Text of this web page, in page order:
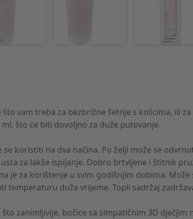
što vam treba za bezbrižne šetnje s kolicima, ili
što će biti dovoljno za duže putovanje.
se koristiti na dva načina. Po želji može se
za lakše ispijanje. Dobro brtvljene i štitnik
je za korištenje u svim godišnjim dobima.
temperaturu duže vrijeme. Topli sadržaj
zanimljivije, bočice sa simpatičnim 3D